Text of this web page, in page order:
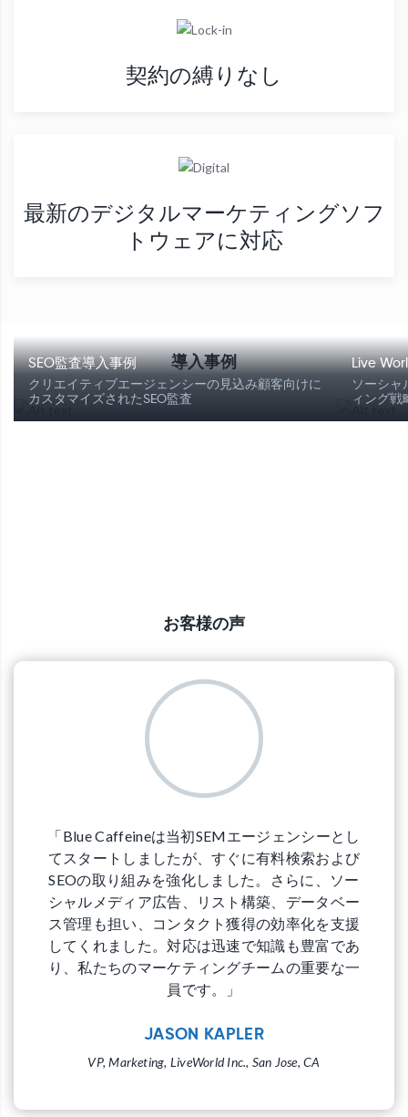
契約の縛りなし
最新のデジタルマーケティングソフ
トウェアに対応
導入事例
SEO監査導入事例
クリエイティブエージェンシーの見込み顧客向けに
カスタマイズされたSEO監査
Live
ソーシャ
ィング戦
お客様の声
「Blue Caffeineは当初SEMエージェンシーとし
てスタートしましたが、すぐに有料検索および
SEOの取り組みを強化しました。さらに、ソー
シャルメディア広告、リスト構築、データベー
ス管理も担い、コンタクト獲得の効率化を支援
してくれました。対応は迅速で知識も豊富であ
り、私たちのマーケティングチームの重要な一
員です。」
JASON KAPLER
VP, Marketing, LiveWorld Inc., San Jose, CA